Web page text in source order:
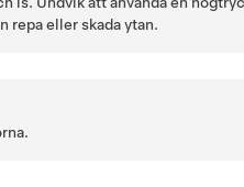
repa eller skada ytan.